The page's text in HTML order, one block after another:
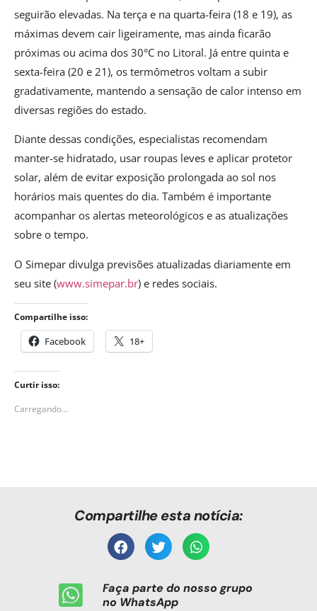
seguirão elevadas. Na terça e na quarta-feira (18 e 19), as
máximas devem cair ligeiramente, mas ainda ficarão
próximas ou acima dos 30°C no Litoral. Já entre quinta e
sexta-feira (20 e 21), os termômetros voltam a subir
gradativamente, mantendo a sensação de calor intenso em
diversas regiões do estado.
Diante dessas condições, especialistas recomendam
manter-se hidratado, usar roupas leves e aplicar protetor
solar, além de evitar exposição prolongada ao sol nos
horários mais quentes do dia. Também é importante
acompanhar os alertas meteorológicos e as atualizações
sobre o tempo.
O Simepar divulga previsões atualizadas diariamente em
seu site (www.simepar.br) e redes sociais.
Compartilhe isso:
Facebook 18+
Curtir isso:
Carregando...
Compartilhe esta notícia:
Faça parte do nosso grupo
no WhatsApp